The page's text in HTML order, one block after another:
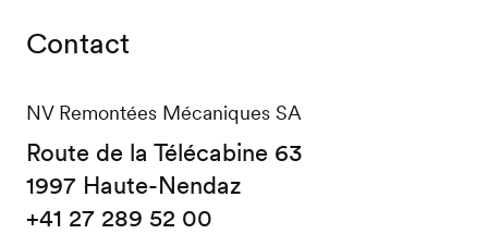
Contact
NV Remontées Mécaniques SA
Route de la Télécabine 63
1997 Haute-Nendaz
+41 27 289 52 00